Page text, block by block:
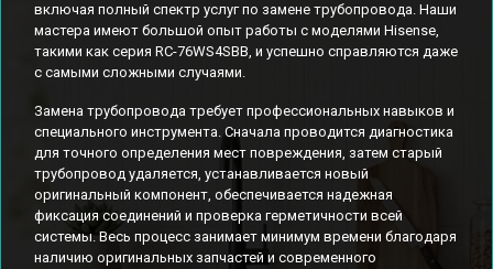
включая полный спектр услуг по замене трубопровода. Наши
мастера имеют большой опыт работы с моделями Hisense,
такими как серия RC-76WS4SBB, и успешно справляются даже
с самыми сложными случаями.
Замена трубопровода требует профессиональных навыков и
специального инструмента. Сначала проводится диагностика
для точного определения мест повреждения, затем старый
трубопровод удаляется, устанавливается новый
оригинальный компонент, обеспечивается надежная
фиксация соединений и проверка герметичности всей
системы. Весь процесс занимает минимум времени благодаря
наличию оригинальных запчастей и современного